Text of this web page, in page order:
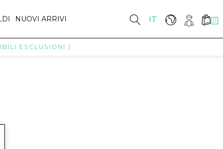
IT 0
NUOVI ARRIVI
ESCLUSIONI )